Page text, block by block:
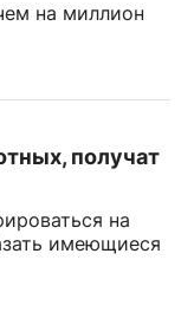
на миллион
получат
на
имеющиеся